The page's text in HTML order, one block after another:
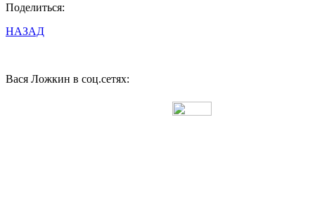
Поделиться:
НАЗАД
Вася Ложкин в соц.сетях: